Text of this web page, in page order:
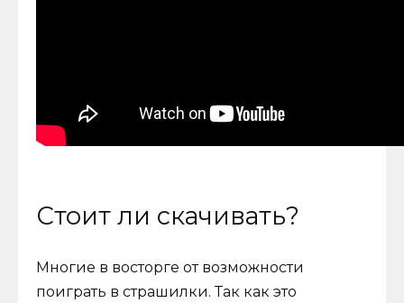
Стоит ли скачивать?
Многие в восторге от возможности
поиграть в страшилки. Так как это